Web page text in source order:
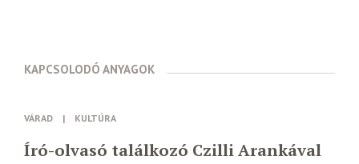
KAPCSOLODÓ ANYAGOK
VÁRAD | KULTÚRA
Író-olvasó találkozó Czilli Arankával